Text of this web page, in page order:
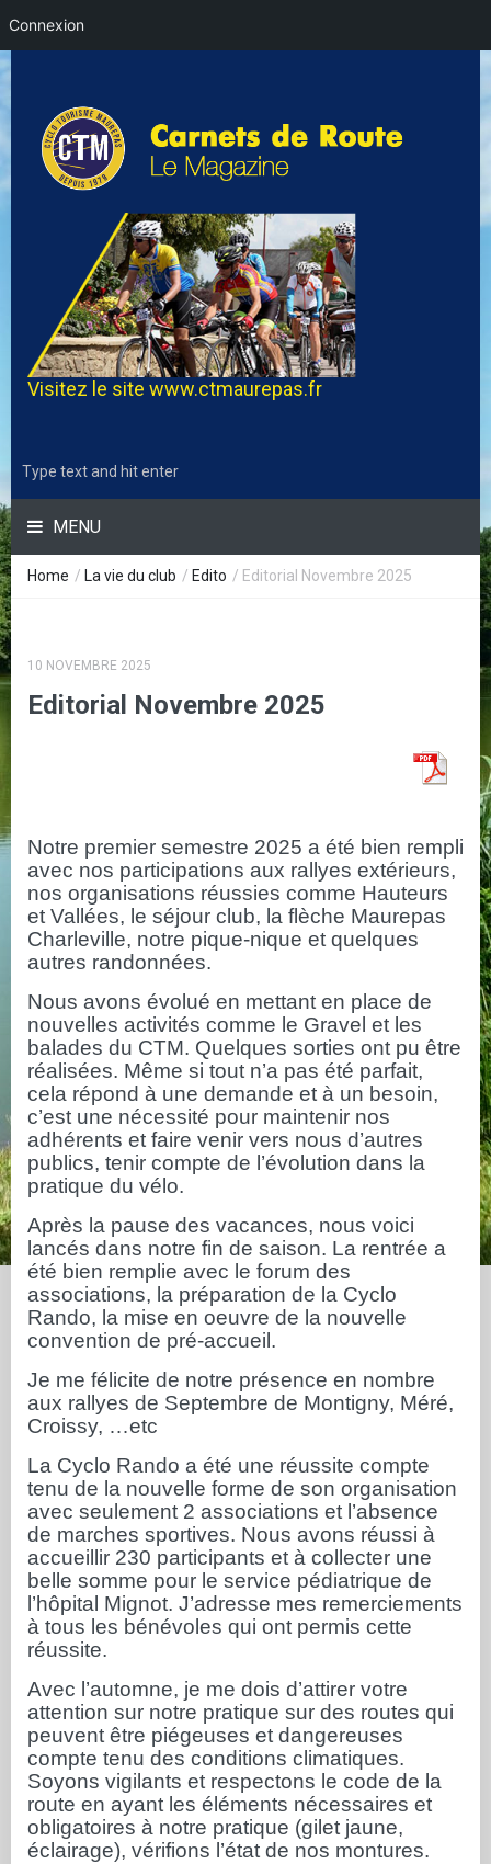
Visitez le site www.ctmaurepas.fr
MENU
Home / La vie du club / Edito / Editorial Novembre 2025
10 NOVEMBRE 2025
Editorial Novembre 2025
Notre premier semestre 2025 a été bien rempli
avec nos participations aux rallyes extérieurs,
nos organisations réussies comme Hauteurs
et Vallées, le séjour club, la flèche Maurepas
Charleville, notre pique-nique et quelques
autres randonnées.
Nous avons évolué en mettant en place de
nouvelles activités comme le Gravel et les
balades du CTM. Quelques sorties ont pu être
réalisées. Même si tout n’a pas été parfait,
cela répond à une demande et à un besoin,
c’est une nécessité pour maintenir nos
adhérents et faire venir vers nous d’autres
publics, tenir compte de l’évolution dans la
pratique du vélo.
Après la pause des vacances, nous voici
lancés dans notre fin de saison. La rentrée a
été bien remplie avec le forum des
associations, la préparation de la Cyclo
Rando, la mise en oeuvre de la nouvelle
convention de pré-accueil.
Je me félicite de notre présence en nombre
aux rallyes de Septembre de Montigny, Méré,
Croissy, …etc
La Cyclo Rando a été une réussite compte
tenu de la nouvelle forme de son organisation
avec seulement 2 associations et l’absence
de marches sportives. Nous avons réussi à
accueillir 230 participants et à collecter une
belle somme pour le service pédiatrique de
l’hôpital Mignot. J’adresse mes remerciements
à tous les bénévoles qui ont permis cette
réussite.
Avec l’automne, je me dois d’attirer votre
attention sur notre pratique sur des routes qui
peuvent être piégeuses et dangereuses
compte tenu des conditions climatiques.
Soyons vigilants et respectons le code de la
route en ayant les éléments nécessaires et
obligatoires à notre pratique (gilet jaune,
éclairage), vérifions l’état de nos montures.
Connexion